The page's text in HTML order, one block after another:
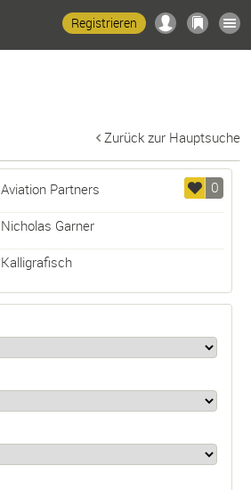
Registrieren
Zurück zur Hauptsuche
0
Aviation Partners
Nicholas Garner
Kalligrafisch